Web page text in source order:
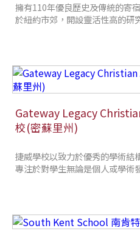
擁有110年優良歷史及傳統的寄
於紐約市郊，開設靈活性高的研
Gateway Legacy
校(密蘇里州)
捷威學校以致力於優秀的學術結
專注於對學生無論是個人或學術